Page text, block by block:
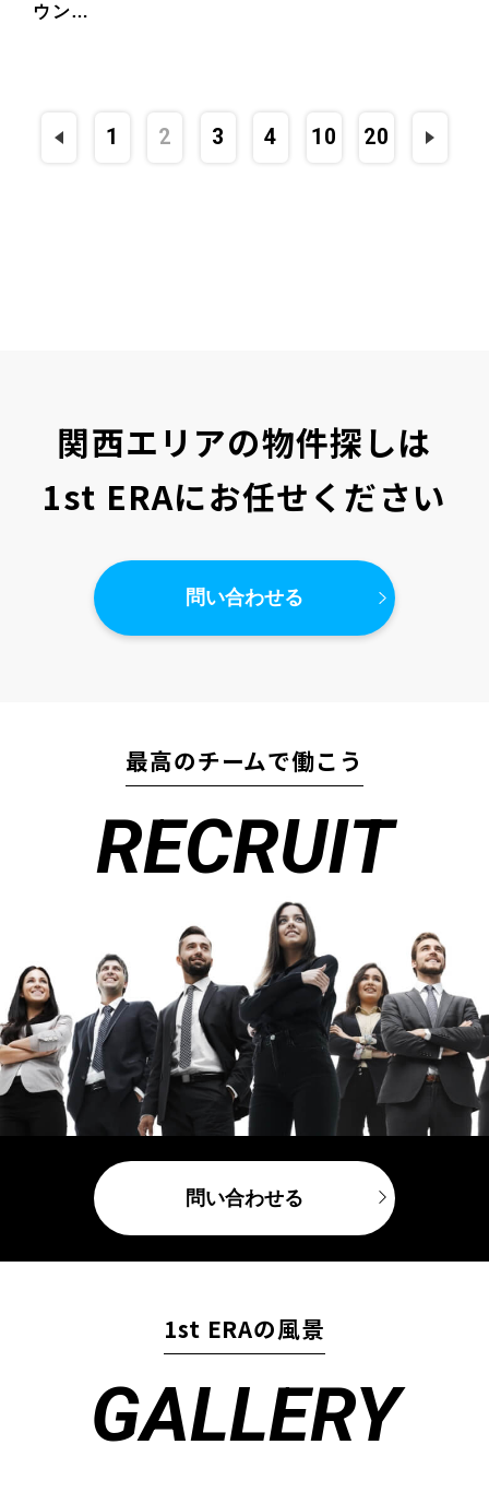
ウン…
1 2 3 4 10 20
関西エリアの物件探しは
1st ERAにお任せください
問い合わせる
最高のチームで働こう
RECRUIT
問い合わせる
1st ERAの風景
GALLERY